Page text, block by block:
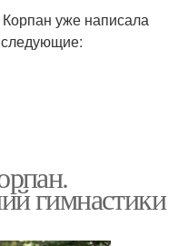
уже написала
следующие:
гимнастики